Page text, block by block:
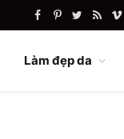
FacebookPinterest
TwitterRSS
Làm đẹp da